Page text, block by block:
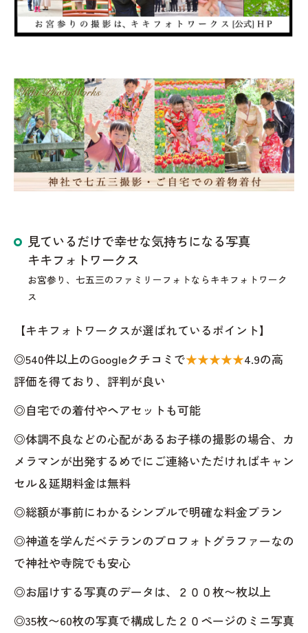
見ているだけで幸せな気持ちになる写真
キキフォトワークス
お宮参り、七五三のファミリーフォトならキキフォトワーク
ス
【キキフォトワークスが選ばれているポイント】
◎540件以上のGoogleクチコミで★★★★★4.9の高
評価を得ており、評判が良い
◎自宅での着付やヘアセットも可能
◎体調不良などの心配があるお子様の撮影の場合、カ
メラマンが出発するめでにご連絡いただければキャン
セル＆延期料金は無料
◎総額が事前にわかるシンプルで明確な料金プラン
◎神道を学んだベテランのプロフォトグラファーなの
で神社や寺院でも安心
◎お届けする写真のデータは、２００枚〜枚以上
◎35枚〜60枚の写真で構成した２０ページのミニ写真